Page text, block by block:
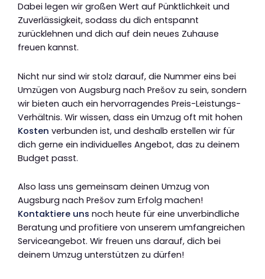
Dabei legen wir großen Wert auf Pünktlichkeit und
Zuverlässigkeit, sodass du dich entspannt
zurücklehnen und dich auf dein neues Zuhause
freuen kannst.
Nicht nur sind wir stolz darauf, die Nummer eins bei
Umzügen von Augsburg nach Prešov zu sein, sondern
wir bieten auch ein hervorragendes Preis-Leistungs-
Verhältnis. Wir wissen, dass ein Umzug oft mit hohen
Kosten verbunden ist, und deshalb erstellen wir für
dich gerne ein individuelles Angebot, das zu deinem
Budget passt.
Also lass uns gemeinsam deinen Umzug von
Augsburg nach Prešov zum Erfolg machen!
Kontaktiere uns noch heute für eine unverbindliche
Beratung und profitiere von unserem umfangreichen
Serviceangebot. Wir freuen uns darauf, dich bei
deinem Umzug unterstützen zu dürfen!